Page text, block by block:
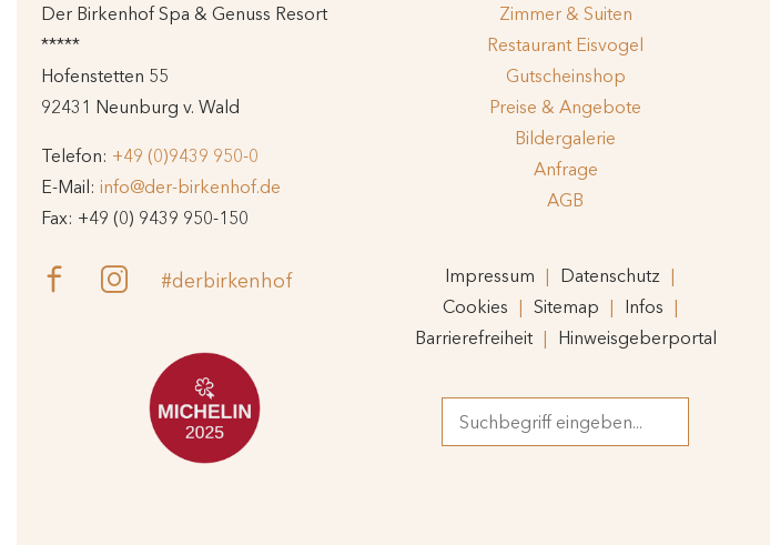
Der Birkenhof Spa & Genuss Resort
*****
Hofenstetten 55
92431 Neunburg v. Wald
Telefon: +49 (0)9439 950-0
E-Mail: info@der-birkenhof.de
Fax: +49 (0) 9439 950-150
#derbirkenhof
Zimmer & Suiten
Restaurant Eisvogel
Gutscheinshop
Preise & Angebote
Bildergalerie
Anfrage
AGB
Impressum
Datenschutz
Cookies
Sitemap
Infos
Barrierefreiheit
Hinweisgeberportal
Suchbegriff